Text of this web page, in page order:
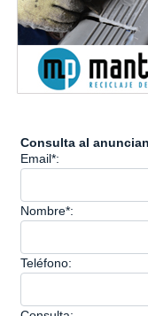
Consulta al
Email*:
Nombre*:
Teléfono: